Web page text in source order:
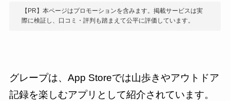
【PR】本ページはプロモーションを含みます。掲載サービスは実
際に検証し、口コミ・評判も踏まえて公平に評価しています。
グレープは、App Storeでは山歩きやアウトドア
記録を楽しむアプリとして紹介されています。